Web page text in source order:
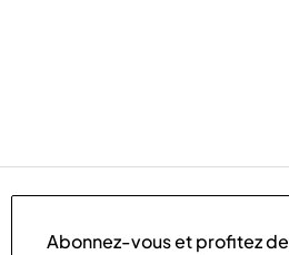
Abonnez-vous et profitez de